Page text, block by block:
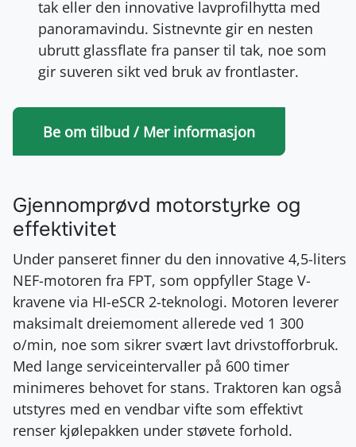
tak eller den innovative lavprofilhytta med
panoramavindu. Sistnevnte gir en nesten
ubrutt glassflate fra panser til tak, noe som
gir suveren sikt ved bruk av frontlaster.
Be om tilbud / Mer informasjon
Gjennomprøvd motorstyrke og
effektivitet
Under panseret finner du den innovative 4,5-liters
NEF-motoren fra FPT, som oppfyller Stage V-
kravene via HI-eSCR 2-teknologi. Motoren leverer
maksimalt dreiemoment allerede ved 1 300
o/min, noe som sikrer svært lavt drivstofforbruk.
Med lange serviceintervaller på 600 timer
minimeres behovet for stans. Traktoren kan også
utstyres med en vendbar vifte som effektivt
renser kjølepakken under støvete forhold.